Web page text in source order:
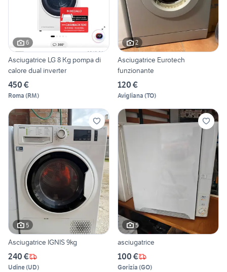
6
Asciugatrice LG 8 Kg pompa di
calore dual inverter
450 €
Roma (RM)
2
Asciugatrice Eurotech
funzionante
120 €
Avigliana (TO)
5
Asciugatrice IGNIS 9kg
240 €
Udine(UD)
5
asciugatrice
100 €
Gorizia (GO)